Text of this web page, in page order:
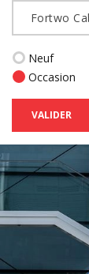
Fortwo
Neuf
Occasion
VALIDER